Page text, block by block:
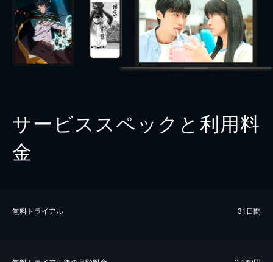
サービススペックと利用料
金
無料トライアル 31日間